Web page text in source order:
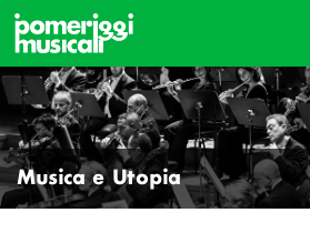
Musica e Utopia